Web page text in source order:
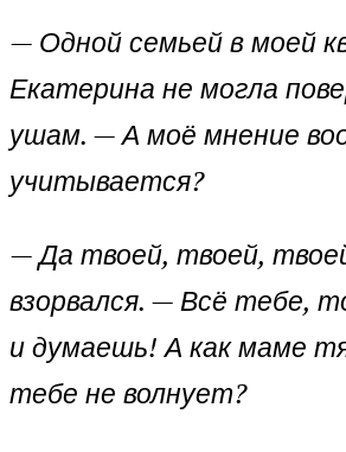
— Одной семьей в моей
Екатерина не могла
ушам. — А моё мнение
учитывается?
— Да твоей, твоей,
взорвался. — Всё тебе,
и думаешь! А как маме
тебе не волнует?